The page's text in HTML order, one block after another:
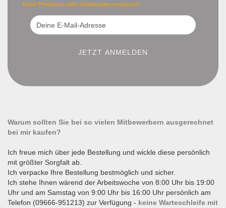
Keine Preisaktion oder Neulistungen verpassen!
Warum sollten Sie bei so vielen Mitbewerbern ausgerechnet
bei mir kaufen?
Ich freue mich über jede Bestellung und wickle diese persönlich
mit größter Sorgfalt ab.
Ich verpacke Ihre Bestellung bestmöglich und sicher.
Ich stehe Ihnen wärend der Arbeitswoche von 8:00 Uhr bis 19:00
Uhr und am Samstag von 9:00 Uhr bis 16:00 Uhr persönlich am
Telefon (09666-951213) zur Verfügung - keine Warteschleife mit